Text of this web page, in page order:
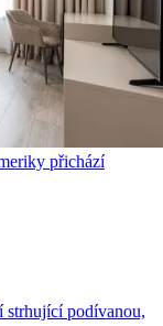
přichází
strhující podívanou,